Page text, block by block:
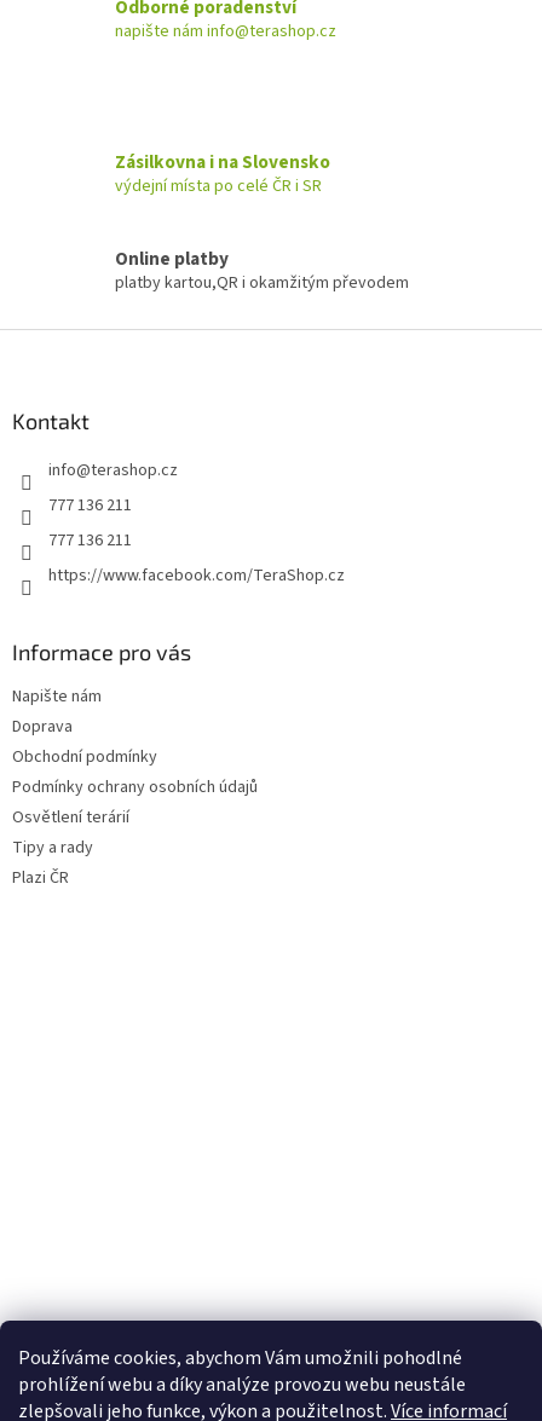
Používáme cookies, abychom Vám umožnili pohodlné
prohlížení webu a díky analýze provozu webu neustále
zlepšovali jeho funkce, výkon a použitelnost.Více informací
Odborné poradenství
napište nám info@terashop.cz
Zásilkovna i na Slovensko
výdejní místa po celé ČR i SR
Online platby
platby kartou,QR i okamžitým převodem
Kontakt
info@terashop.cz
777 136 211
777 136 211
https://www.facebook.com/TeraShop.cz
Informace pro vás
Napište nám
Doprava
Obchodní podmínky
Podmínky ochrany osobních údajů
Osvětlení terárií
Tipy a rady
Plazi ČR